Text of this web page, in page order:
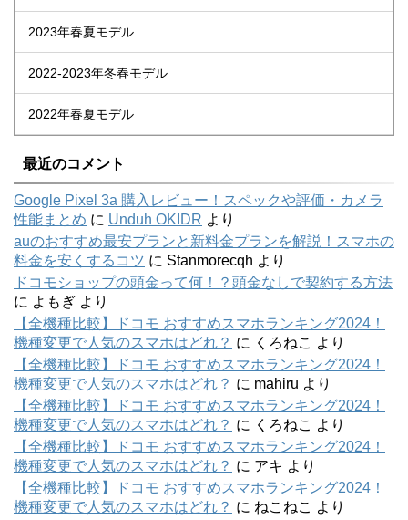
2023年春夏モデル
2022-2023年冬春モデル
2022年春夏モデル
最近のコメント
Google Pixel 3a 購入レビュー！スペックや評価・カメラ
性能まとめ に Unduh OKIDR より
auのおすすめ最安プランと新料金プランを解説！スマホの
料金を安くするコツ に Stanmorecqh より
ドコモショップの頭金って何！？頭金なしで契約する方法
に よもぎ より
【全機種比較】ドコモ おすすめスマホランキング2024！
機種変更で人気のスマホはどれ？ に くろねこ より
【全機種比較】ドコモ おすすめスマホランキング2024！
機種変更で人気のスマホはどれ？ に mahiru より
【全機種比較】ドコモ おすすめスマホランキング2024！
機種変更で人気のスマホはどれ？ に くろねこ より
【全機種比較】ドコモ おすすめスマホランキング2024！
機種変更で人気のスマホはどれ？ に アキ より
【全機種比較】ドコモ おすすめスマホランキング2024！
機種変更で人気のスマホはどれ？ に ねこねこ より